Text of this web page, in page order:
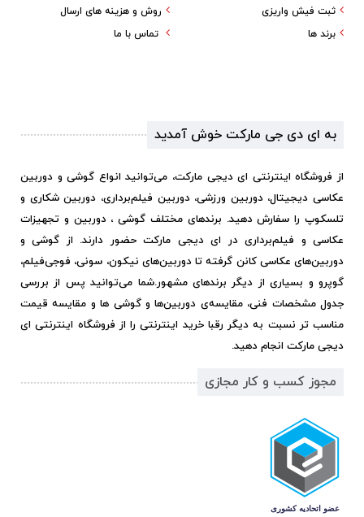
روش و هزینه های ارسال
تماس با ما
ثبت فیش واریزی
برند ها
به ای دی جی مارکت خوش آمدید
از فروشگاه اینترنتی ای دیجی مارکت، می‌توانید انواع گوشی و دوربین
عکاسی دیجیتال، دوربین ورزشی، دوربین فیلم‌برداری، دوربین شکاری و
تلسکوپ را سفارش دهید. برندهای مختلف گوشی ، دوربین و تجهیزات
عکاسی و فیلم‌برداری در ای دیجی مارکت حضور دارند. از گوشی و
دوربین‌های عکاسی کانن گرفته تا دوربین‌های نیکون، سونی، فوجی‌فیلم،
گوپرو و بسیاری از دیگر برندهای مشهور.شما می‌توانید پس از بررسی
جدول مشخصات فنی، مقایسه‌ی دوربین‌ها و گوشی ها و مقایسه قیمت
مناسب تر نسبت به دیگر رقبا خرید اینترنتی را از فروشگاه اینترنتی ای
دیجی مارکت انجام دهید.
مجوز کسب و کار مجازی